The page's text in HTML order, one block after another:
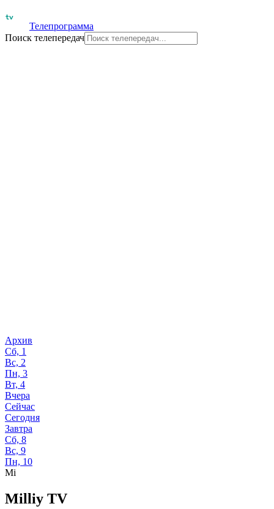
Телепрограмма
Поиск телепередач
Архив
Сб, 1
Вс, 2
Пн, 3
Вт, 4
Вчера
Сейчас
Сегодня
Завтра
Сб, 8
Вс, 9
Пн, 10
Mi
Milliy TV